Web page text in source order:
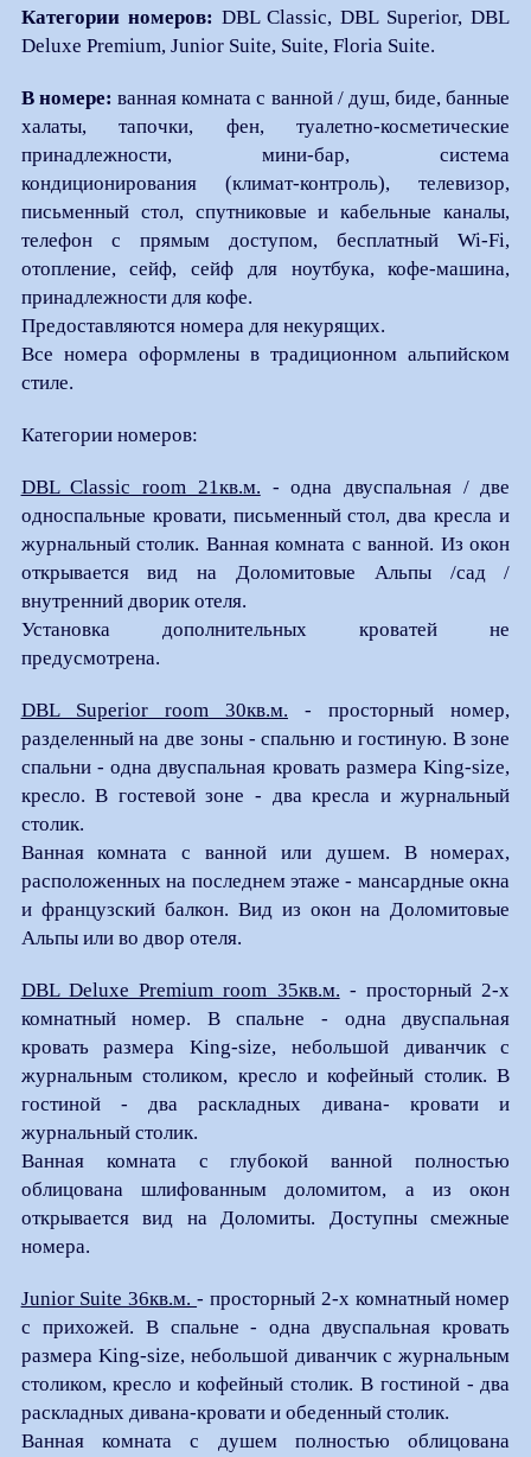
Категории номеров: DBL Classic, DBL Superior, DBL
Deluxe Premium, Junior Suite, Suite, Floria Suite.
В номере: ванная комната с ванной / душ, биде, банные
халаты, тапочки, фен, туалетно-косметические
принадлежности, мини-бар, система
кондиционирования (климат-контроль), телевизор,
письменный стол, спутниковые и кабельные каналы,
телефон с прямым доступом, бесплатный Wi-Fi,
отопление, сейф, сейф для ноутбука, кофе-машина,
принадлежности для кофе.
Предоставляются номера для некурящих.
Все номера оформлены в традиционном альпийском
стиле.
Категории номеров:
DBL Classic room 21кв.м. - одна двуспальная / две
односпальные кровати, письменный стол, два кресла и
журнальный столик. Ванная комната с ванной. Из окон
открывается вид на Доломитовые Альпы /сад /
внутренний дворик отеля.
Установка дополнительных кроватей не
предусмотрена.
DBL Superior room 30кв.м. - просторный номер,
разделенный на две зоны - спальню и гостиную. В зоне
спальни - одна двуспальная кровать размера King-size,
кресло. В гостевой зоне - два кресла и журнальный
столик.
Ванная комната с ванной или душем. В номерах,
расположенных на последнем этаже - мансардные окна
и французский балкон. Вид из окон на Доломитовые
Альпы или во двор отеля.
DBL Deluxe Premium room 35кв.м. - просторный 2-х
комнатный номер. В спальне - одна двуспальная
кровать размера King-size, небольшой диванчик с
журнальным столиком, кресло и кофейный столик. В
гостиной - два раскладных дивана- кровати и
журнальный столик.
Ванная комната с глубокой ванной полностью
облицована шлифованным доломитом, а из окон
открывается вид на Доломиты. Доступны смежные
номера.
Junior Suite 36кв.м.- просторный 2-х комнатный номер
с прихожей. В спальне - одна двуспальная кровать
размера King-size,небольшой диванчик с журнальным
столиком, кресло и кофейный столик. В гостиной - два
раскладных дивана-кровати и обеденный столик.
Ванная комната с душем полностью облицована